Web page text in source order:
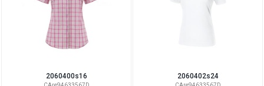
2060400s16 2060402s24